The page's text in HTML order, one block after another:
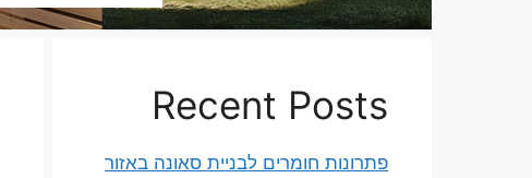
Recent Posts
פתרונות חומרים לבניית סאונה באזור